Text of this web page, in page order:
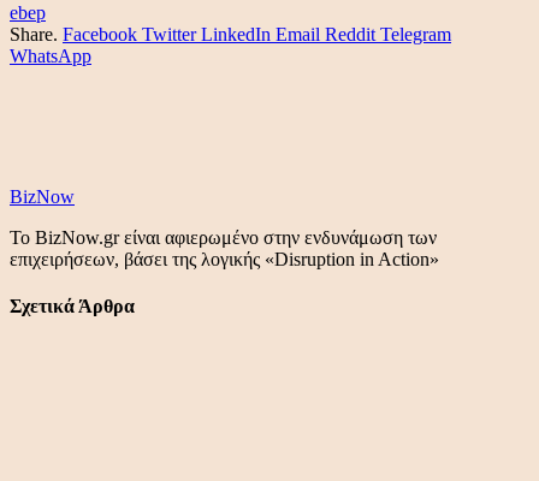
ebep
Share. Facebook Twitter LinkedIn Email Reddit Telegram
WhatsApp
BizNow
Το BizNow.gr είναι αφιερωμένο στην ενδυνάμωση των
επιχειρήσεων, βάσει της λογικής «Disruption in Action»
Σχετικά Άρθρα